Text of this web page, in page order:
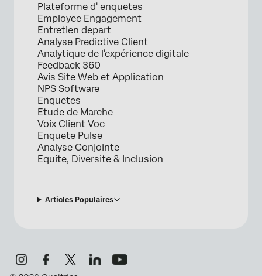
Plateforme d' enquetes
Employee Engagement
Entretien depart
Analyse Predictive Client
Analytique de l'expérience digitale
Feedback 360
Avis Site Web et Application
NPS Software
Enquetes
Etude de Marche
Voix Client Voc
Enquete Pulse
Analyse Conjointe
Equite, Diversite & Inclusion
Articles Populaires